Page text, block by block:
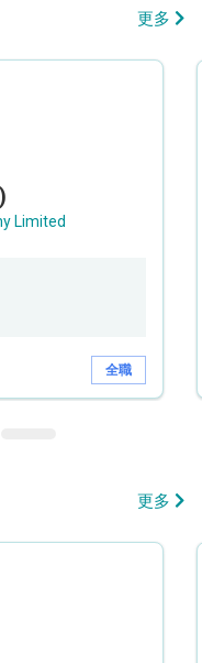
更多
Limited
全職
更多